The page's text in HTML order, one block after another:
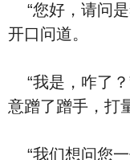
“您好，请问是
开口问道。
“我是，咋了？
意蹭了蹭手，打
“我们想问您一